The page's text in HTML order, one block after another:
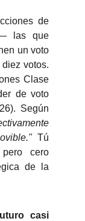
de
las que
un voto
votos.
Clase
de voto
Según
Tú
pero cero
de la
casi